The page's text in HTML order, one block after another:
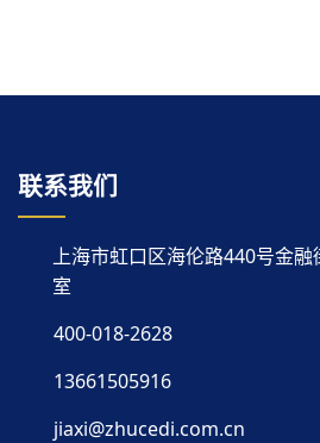
联系我们
上海市虹口区海伦路440号金
室
400-018-2628
13661505916
jiaxi@zhucedi.com.cn